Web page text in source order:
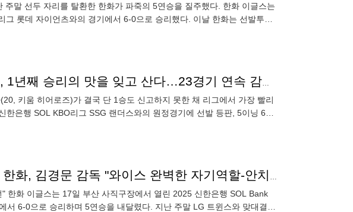
말 선두 자리를 탈환한 한화가 파죽의 5연승을 질주했다. 한화 이글스는
롯데 자이언츠와의 경기에서 6-0으로 승리했다. 이날 한화는 선발투수
김윤하 0승10패보다 충격적인 15연패, 1년째 승리의 맛을 잊고 산다…23경기 연속 감감 무소식[MD고척]
키움 히어로즈)가 결국 단 1승도 신고하지 못한 채 리그에서 가장 빨리
은행 SOL KBO리그 SSG 랜더스와의 원정경기에 선발 등판, 5이닝 6피
'승승승무승승' 1위 수성! 지는 법 잊은 한화, 김경문 감독 "와이스 완벽한 자기역할-안치홍 중요한 홈런" [MD부산]
한화 이글스는 17일 부산 사직구장에서 열린 2025 신한은행 SOL Bank
6-0으로 승리하며 5연승을 내달렸다. 지난 주말 LG 트윈스와 맞대결에